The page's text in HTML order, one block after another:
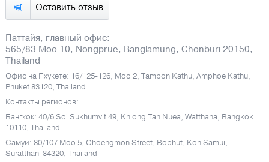
Оставить отзыв
Паттайя, главный офис:
565/83 Moo 10, Nongprue, Banglamung, Chonburi 20150,
Thailand
Офис на Пхукете: 16/125-126, Moo 2, Tambon Kathu, Amphoe Kathu,
Phuket 83120, Thailand
Контакты регионов:
Бангкок: 40/6 Soi Sukhumvit 49, Khlong Tan Nuea, Watthana, Bangkok
10110, Thailand
Самуи: 80/107 Moo 5, Choengmon Street, Bophut, Koh Samui,
Suratthani 84320, Thailand